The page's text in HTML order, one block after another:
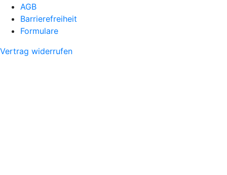
AGB
Barrierefreiheit
Formulare
Vertrag widerrufen